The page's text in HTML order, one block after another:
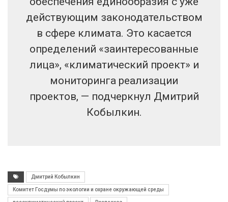
действующим законодательством
в сфере климата. Это касается
определений «заинтересованные
лица», «климатический проект» и
мониторинга реализации
проектов, — подчеркнул Дмитрий
Кобылкин.
Дмитрий Кобылкин
Комитет Госдумы по экологии и охране окружающей среды